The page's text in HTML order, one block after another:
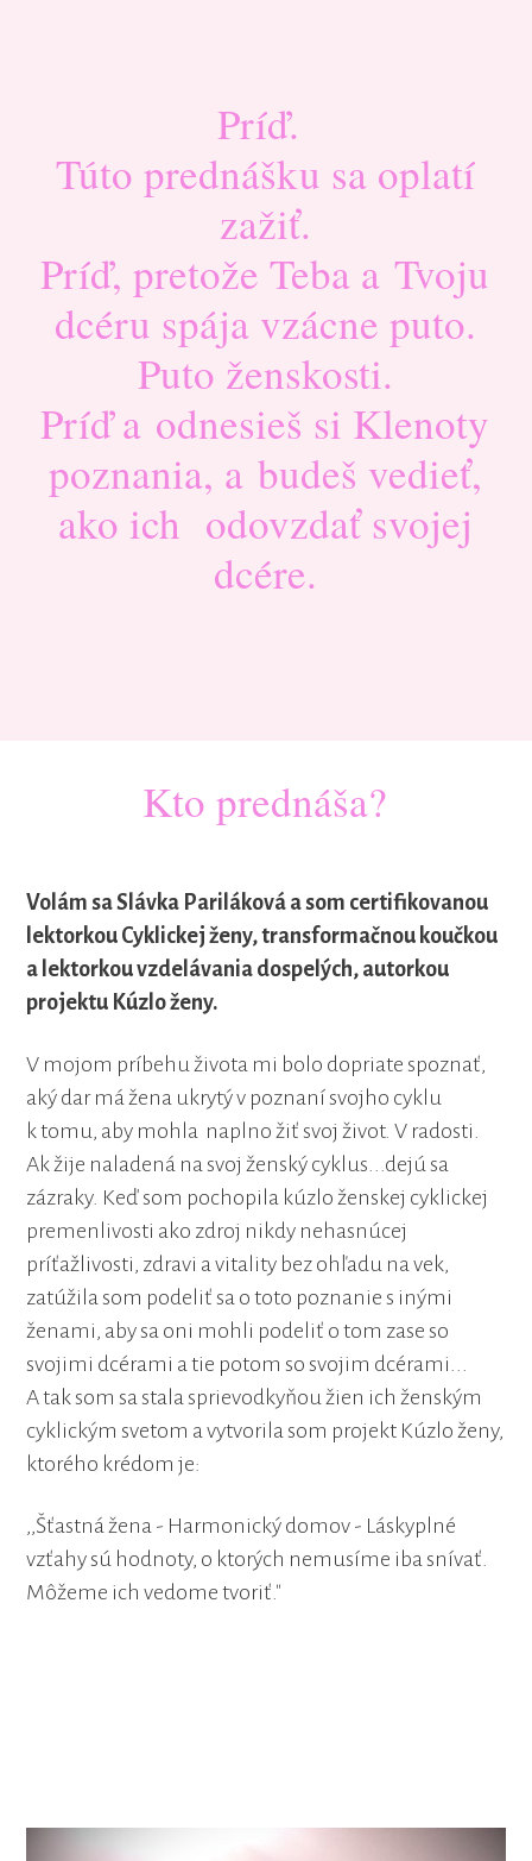
Príď.
Túto prednášku sa oplatí
zažiť.
Príď, pretože Teba a Tvoju
dcéru spája vzácne puto.
Puto ženskosti.
Príď a odnesieš si Klenoty
poznania, a budeš vedieť,
ako ich odovzdať svojej
dcére.
Kto prednáša?
Volám sa Slávka Pariláková a som certifikovanou
lektorkou Cyklickej ženy, transformačnou koučkou
a lektorkou vzdelávania dospelých, autorkou
projektu Kúzlo ženy.
V mojom príbehu života mi bolo dopriate spoznať,
aký dar má žena ukrytý v poznaní svojho cyklu
k tomu, aby mohla naplno žiť svoj život. V radosti.
Ak žije naladená na svoj ženský cyklus...dejú sa
zázraky. Keď som pochopila kúzlo ženskej cyklickej
premenlivosti ako zdroj nikdy nehasnúcej
príťažlivosti, zdravi a vitality bez ohľadu na vek,
zatúžila som podeliť sa o toto poznanie s inými
ženami, aby sa oni mohli podeliť o tom zase so
svojimi dcérami a tie potom so svojim dcérami...
A tak som sa stala sprievodkyňou žien ich ženským
cyklickým svetom a vytvorila som projekt Kúzlo ženy,
ktorého krédom je:
,,Šťastná žena - Harmonický domov - Láskyplné
vzťahy sú hodnoty, o ktorých nemusíme iba snívať.
Môžeme ich vedome tvoriť."